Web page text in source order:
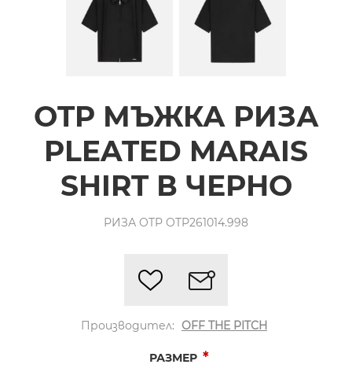
OTP МЪЖКА РИЗА
PLEATED MARAIS
SHIRT В ЧЕРНО
РИЗА OTP OTP261014.998
Производител: OFF THE PITCH
РАЗМЕР *